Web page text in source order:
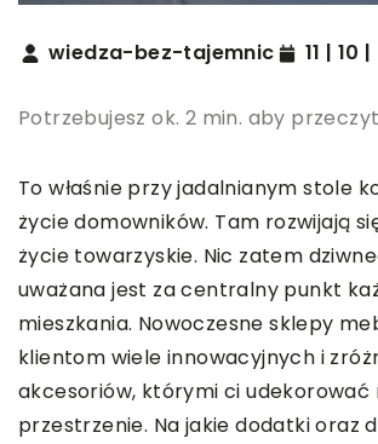
wiedza-bez-tajemnic 11 | 10
Potrzebujesz ok. 2 min. aby
To właśnie przy jadalnianym stole
życie domowników. Tam rozwijają
życie towarzyskie. Nic zatem
uważana jest za centralny punkt
mieszkania. Nowoczesne sklepy
klientom wiele innowacyjnych i
akcesoriów, którymi ci udekorować
przestrzenie. Na jakie dodatki oraz